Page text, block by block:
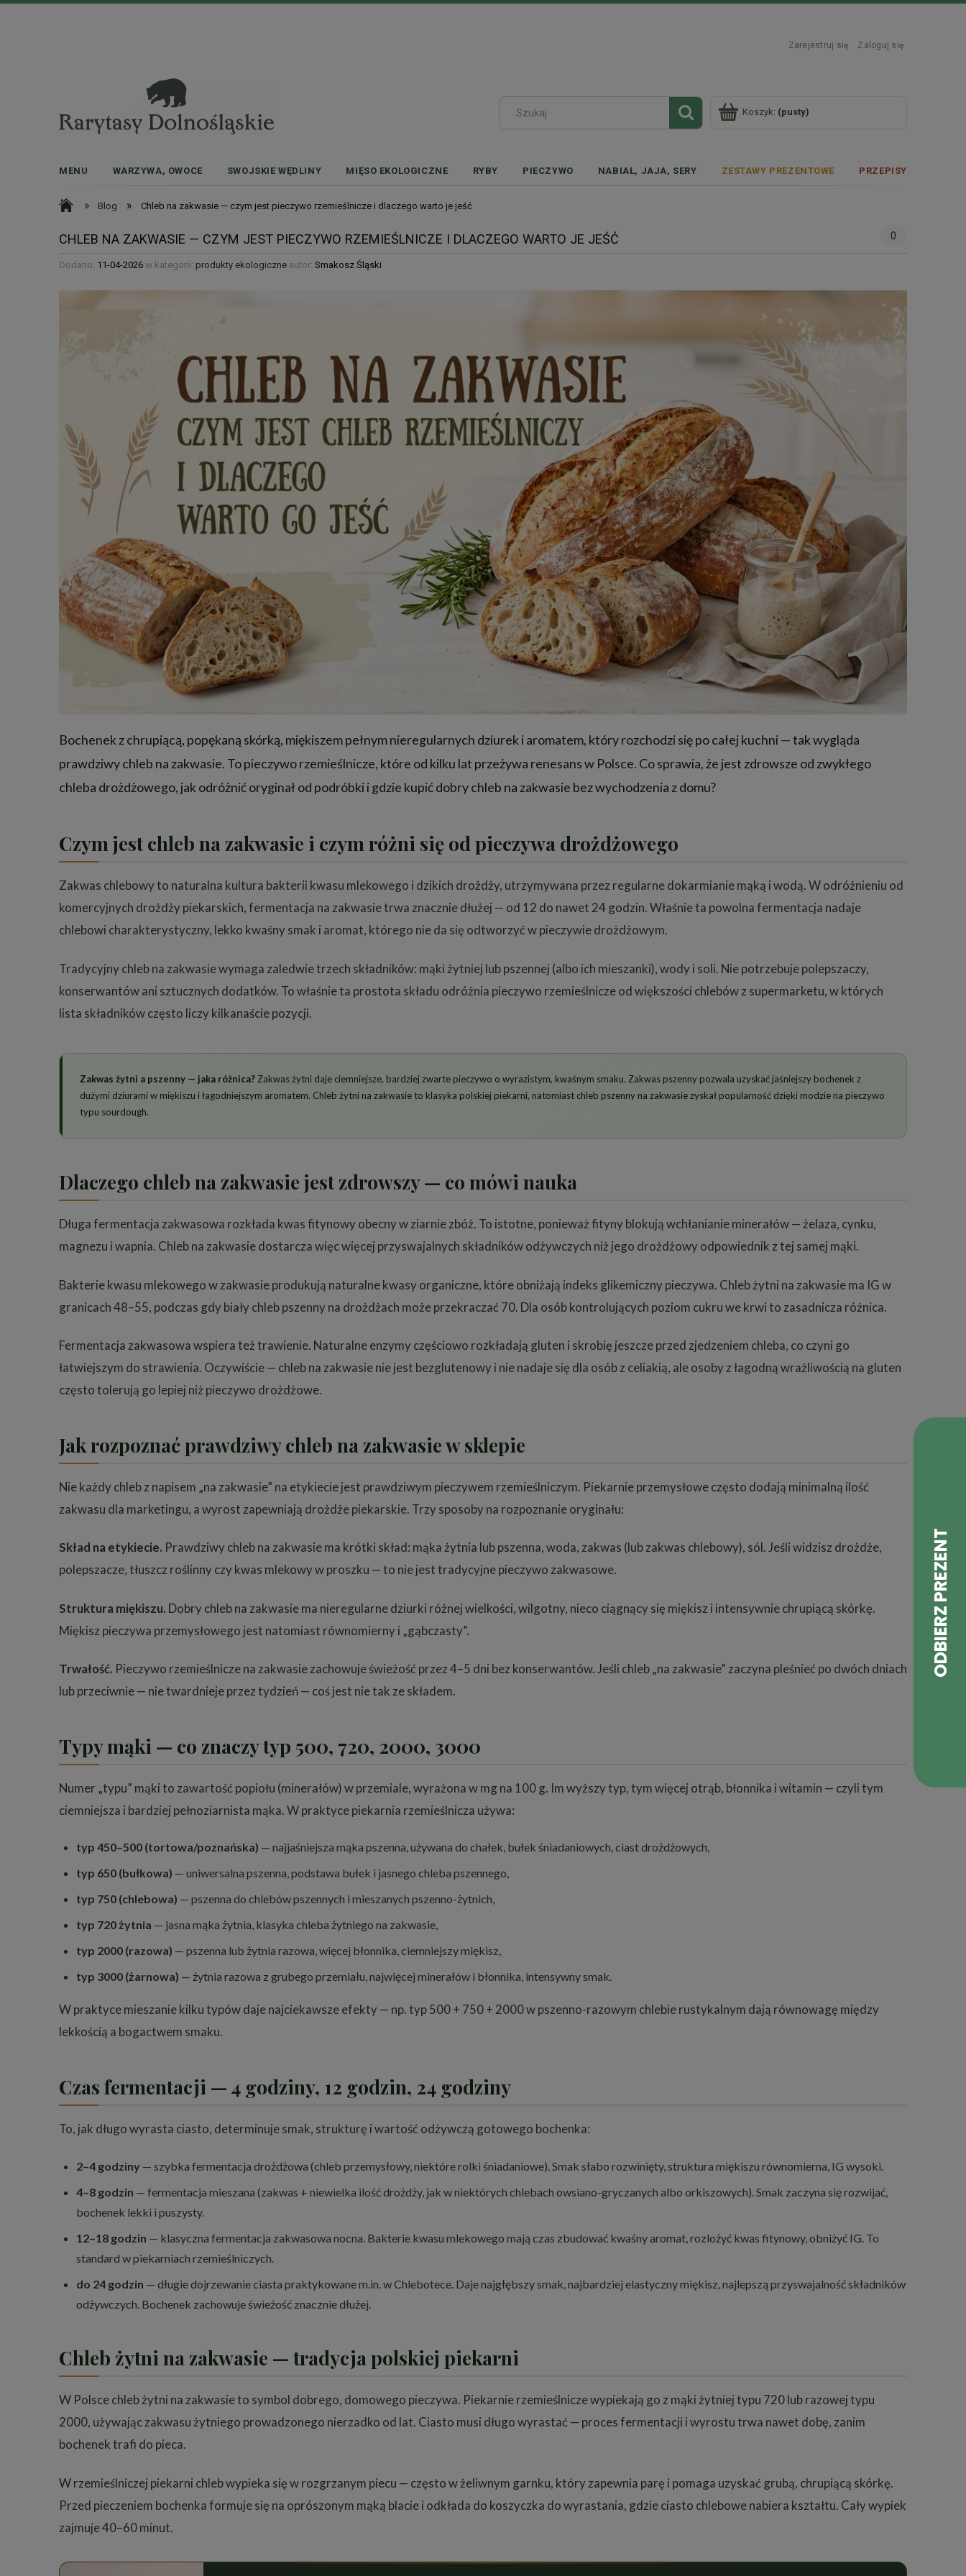
Zarejestruj się Zaloguj się
Koszyk: (pusty)
MENU WARZYWA, OWOCE SWOJSKIE WĘDLINY MIĘSO EKOLOGICZNE RYBY PIECZYWO NABIAŁ, JAJA, SERY ZESTAWY PREZENTOWE PRZEPISY
» Blog » Chleb na zakwasie — czym jest pieczywo rzemieślnicze i dlaczego warto je jeść
CHLEB NA ZAKWASIE — CZYM JEST PIECZYWO RZEMIEŚLNICZE I DLACZEGO WARTO JE JEŚĆ 0
Dodano: 11-04-2026 w kategorii: produkty ekologiczne autor: Smakosz Śląski
Bochenek z chrupiącą, popękaną skórką, miękiszem pełnym nieregularnych dziurek i aromatem, który rozchodzi się po całej kuchni — tak wygląda
prawdziwy chleb na zakwasie. To pieczywo rzemieślnicze, które od kilku lat przeżywa renesans w Polsce. Co sprawia, że jest zdrowsze od zwykłego
chleba drożdżowego, jak odróżnić oryginał od podróbki i gdzie kupić dobry chleb na zakwasie bez wychodzenia z domu?
Czym jest chleb na zakwasie i czym różni się od pieczywa drożdżowego
Zakwas chlebowy to naturalna kultura bakterii kwasu mlekowego i dzikich drożdży, utrzymywana przez regularne dokarmianie mąką i wodą. W odróżnieniu od
komercyjnych drożdży piekarskich, fermentacja na zakwasie trwa znacznie dłużej — od 12 do nawet 24 godzin. Właśnie ta powolna fermentacja nadaje
chlebowi charakterystyczny, lekko kwaśny smak i aromat, którego nie da się odtworzyć w pieczywie drożdżowym.
Tradycyjny chleb na zakwasie wymaga zaledwie trzech składników: mąki żytniej lub pszennej (albo ich mieszanki), wody i soli. Nie potrzebuje polepszaczy,
konserwantów ani sztucznych dodatków. To właśnie ta prostota składu odróżnia pieczywo rzemieślnicze od większości chlebów z supermarketu, w których
lista składników często liczy kilkanaście pozycji.
Zakwas żytni a pszenny — jaka różnica? Zakwas żytni daje ciemniejsze, bardziej zwarte pieczywo o wyrazistym, kwaśnym smaku. Zakwas pszenny pozwala uzyskać jaśniejszy bochenek z
dużymi dziurami w miękiszu i łagodniejszym aromatem. Chleb żytni na zakwasie to klasyka polskiej piekarni, natomiast chleb pszenny na zakwasie zyskał popularność dzięki modzie na pieczywo
typu sourdough.
Dlaczego chleb na zakwasie jest zdrowszy — co mówi nauka
Długa fermentacja zakwasowa rozkłada kwas fitynowy obecny w ziarnie zbóż. To istotne, ponieważ fityny blokują wchłanianie minerałów — żelaza, cynku,
magnezu i wapnia. Chleb na zakwasie dostarcza więc więcej przyswajalnych składników odżywczych niż jego drożdżowy odpowiednik z tej samej mąki.
Bakterie kwasu mlekowego w zakwasie produkują naturalne kwasy organiczne, które obniżają indeks glikemiczny pieczywa. Chleb żytni na zakwasie ma IG w
granicach 48–55, podczas gdy biały chleb pszenny na drożdżach może przekraczać 70. Dla osób kontrolujących poziom cukru we krwi to zasadnicza różnica.
Fermentacja zakwasowa wspiera też trawienie. Naturalne enzymy częściowo rozkładają gluten i skrobię jeszcze przed zjedzeniem chleba, co czyni go
łatwiejszym do strawienia. Oczywiście — chleb na zakwasie nie jest bezglutenowy i nie nadaje się dla osób z celiakią, ale osoby z łagodną wrażliwością na gluten
często tolerują go lepiej niż pieczywo drożdżowe.
Jak rozpoznać prawdziwy chleb na zakwasie w sklepie
Nie każdy chleb z napisem „na zakwasie” na etykiecie jest prawdziwym pieczywem rzemieślniczym. Piekarnie przemysłowe często dodają minimalną ilość
zakwasu dla marketingu, a wyrost zapewniają drożdże piekarskie. Trzy sposoby na rozpoznanie oryginału:
Skład na etykiecie. Prawdziwy chleb na zakwasie ma krótki skład: mąka żytnia lub pszenna, woda, zakwas (lub zakwas chlebowy), sól. Jeśli widzisz drożdże,
polepszacze, tłuszcz roślinny czy kwas mlekowy w proszku — to nie jest tradycyjne pieczywo zakwasowe.
Struktura miękiszu. Dobry chleb na zakwasie ma nieregularne dziurki różnej wielkości, wilgotny, nieco ciągnący się miękisz i intensywnie chrupiącą skórkę.
Miękisz pieczywa przemysłowego jest natomiast równomierny i „gąbczasty”.
Trwałość. Pieczywo rzemieślnicze na zakwasie zachowuje świeżość przez 4–5 dni bez konserwantów. Jeśli chleb „na zakwasie” zaczyna pleśnieć po dwóch dniach
lub przeciwnie — nie twardnieje przez tydzień — coś jest nie tak ze składem.
Typy mąki — co znaczy typ 500, 720, 2000, 3000
Numer „typu” mąki to zawartość popiołu (minerałów) w przemiale, wyrażona w mg na 100 g. Im wyższy typ, tym więcej otrąb, błonnika i witamin — czyli tym
ciemniejsza i bardziej pełnoziarnista mąka. W praktyce piekarnia rzemieślnicza używa:
typ 450–500 (tortowa/poznańska) — najjaśniejsza mąka pszenna, używana do chałek, bułek śniadaniowych, ciast drożdżowych,
typ 650 (bułkowa) — uniwersalna pszenna, podstawa bułek i jasnego chleba pszennego,
typ 750 (chlebowa) — pszenna do chlebów pszennych i mieszanych pszenno-żytnich,
typ 720 żytnia — jasna mąka żytnia, klasyka chleba żytniego na zakwasie,
typ 2000 (razowa) — pszenna lub żytnia razowa, więcej błonnika, ciemniejszy miękisz,
typ 3000 (żarnowa) — żytnia razowa z grubego przemiału, najwięcej minerałów i błonnika, intensywny smak.
W praktyce mieszanie kilku typów daje najciekawsze efekty — np. typ 500 + 750 + 2000 w pszenno-razowym chlebie rustykalnym dają równowagę między
lekkością a bogactwem smaku.
Czas fermentacji — 4 godziny, 12 godzin, 24 godziny
To, jak długo wyrasta ciasto, determinuje smak, strukturę i wartość odżywczą gotowego bochenka:
2–4 godziny — szybka fermentacja drożdżowa (chleb przemysłowy, niektóre rolki śniadaniowe). Smak słabo rozwinięty, struktura miękiszu równomierna, IG wysoki.
4–8 godzin — fermentacja mieszana (zakwas + niewielka ilość drożdży, jak w niektórych chlebach owsiano-gryczanych albo orkiszowych). Smak zaczyna się rozwijać,
bochenek lekki i puszysty.
12–18 godzin — klasyczna fermentacja zakwasowa nocna. Bakterie kwasu mlekowego mają czas zbudować kwaśny aromat, rozlożyć kwas fitynowy, obniżyć IG. To
standard w piekarniach rzemieślniczych.
do 24 godzin — długie dojrzewanie ciasta praktykowane m.in. w Chlebotece. Daje najgłębszy smak, najbardziej elastyczny miękisz, najlepszą przyswajalność składników
odżywczych. Bochenek zachowuje świeżość znacznie dłużej.
Chleb żytni na zakwasie — tradycja polskiej piekarni
W Polsce chleb żytni na zakwasie to symbol dobrego, domowego pieczywa. Piekarnie rzemieślnicze wypiekają go z mąki żytniej typu 720 lub razowej typu
2000, używając zakwasu żytniego prowadzonego nierzadko od lat. Ciasto musi długo wyrastać — proces fermentacji i wyrostu trwa nawet dobę, zanim
bochenek trafi do pieca.
W rzemieślniczej piekarni chleb wypieka się w rozgrzanym piecu — często w żeliwnym garnku, który zapewnia parę i pomaga uzyskać grubą, chrupiącą skórkę.
Przed pieczeniem bochenka formuje się na oprószonym mąką blacie i odkłada do koszyczka do wyrastania, gdzie ciasto chlebowe nabiera kształtu. Cały wypiek
zajmuje 40–60 minut.